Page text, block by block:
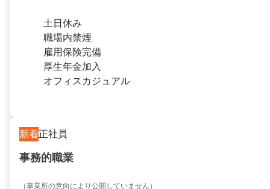
土日休み
職場内禁煙
雇用保険完備
厚生年金加入
オフィスカジュアル
新着正社員
事務的職業
（事業所の意向により公開していません）